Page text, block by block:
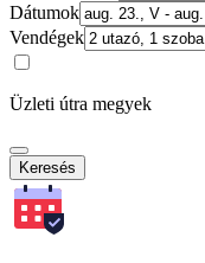
Dátumok
Vendégek
Üzleti útra megyek
Keresés